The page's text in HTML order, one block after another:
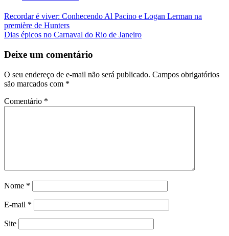
Navegação
da
Recordar é viver: Conhecendo Al Pacino e Logan Lerman na
première de Hunters
Dias épicos no Carnaval do Rio de Janeiro
Deixe um comentário
O seu endereço de e-mail não será publicado. Campos obrigatórios
são marcados com *
Comentário *
Nome *
E-mail *
Site